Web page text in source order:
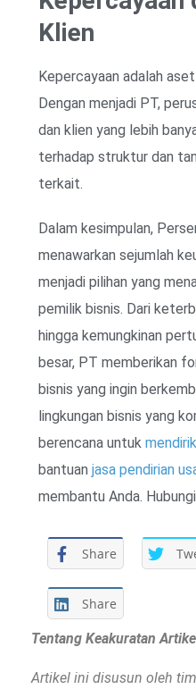
Klien
Kepercayaan adalah
Dengan menjadi PT,
dan klien yang lebih
terhadap struktur dan
terkait.
Dalam kesimpulan,
menawarkan sejumlah
menjadi pilihan yang
pemilik bisnis. Dari
hingga kemungkinan
besar, PT memberikan
bisnis yang ingin
lingkungan bisnis yang
berencana untuk
bantuan jasa pendirian
membantu Anda. Hubungi
Share
Share
Tentang Keakuratan
Artikel ini disusun oleh